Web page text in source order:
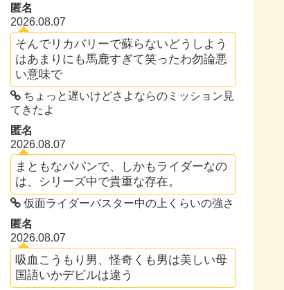
匿名
2026.08.07
そんでリカバリーで蘇らないどうしよう
はあまりにも馬鹿すぎて笑ったわ勿論悪
い意味で
ちょっと遅いけどさよならのミッション見
てきたよ
匿名
2026.08.07
まともなパパンで、しかもライダーなの
は、シリーズ中で貴重な存在。
仮面ライダーバスター中の上くらいの強さ
匿名
2026.08.07
吸血こうもり男、怪奇くも男は美しい母
国語いかデビルは違う